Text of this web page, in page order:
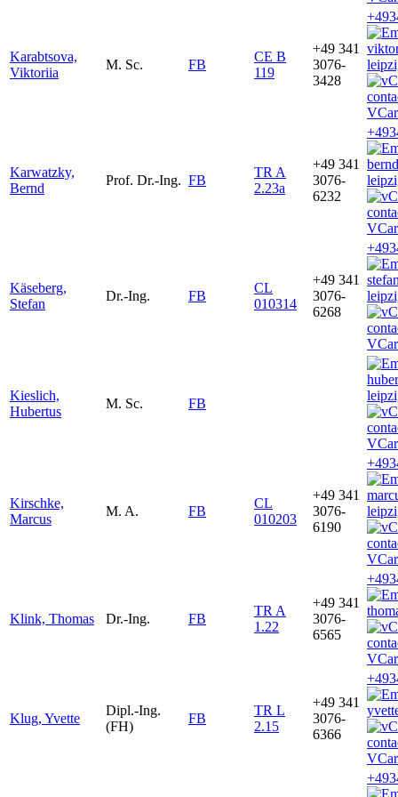
Karabtsova,
Viktoriia
M. Sc. FB
CE B
119
+49 341
3076-
3428
Karwatzky,
Bernd
Prof. Dr.-Ing. FB
TR A
2.23a
+49 341
3076-
6232
Käseberg,
Stefan
Dr.-Ing. FB
CL
010314
+49 341
3076-
6268
Kieslich,
Hubertus
M. Sc. FB
Kirschke,
Marcus
M. A. FB
CL
010203
+49 341
3076-
6190
Klink, Thomas Dr.-Ing. FB
TR A
1.22
+49 341
3076-
6565
Klug, Yvette
Dipl.-Ing.
(FH)
FB
TR L
2.15
+49 341
3076-
6366